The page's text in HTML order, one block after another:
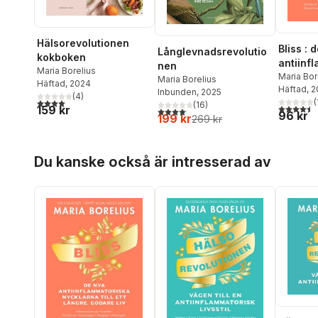
Hälsorevolutionen
kokboken
Maria Borelius
Häftad, 2024
4,0utav 5 stjärnor. Totalt antal röster:
(4)
159 kr
Långlevnadsrevolutio
nen
Maria Borelius
Inbunden, 2025
4,1utav 5 stjärnor. Totalt antal röster:
(16)
199 kr269 kr
Bliss :
längre,
Maria
Häftad,
4,5utav 5(
96 kr
Du kanske också är intresserad av